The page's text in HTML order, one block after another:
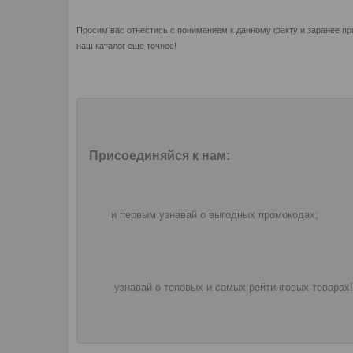
Просим вас отнестись с пониманием к данному факту и заранее
наш каталог еще точнее!
Присоединяйся к нам:
и первым узнавай о выгодных промокодах;
узнавай о топовых и самых рейтинговых товарах!